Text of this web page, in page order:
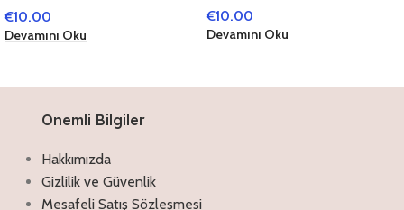
€10.00
Devamını Oku
€10.00
Devamını Oku
Onemli Bilgiler
Hakkımızda
Gizlilik ve Güvenlik
Mesafeli Satış Sözleşmesi